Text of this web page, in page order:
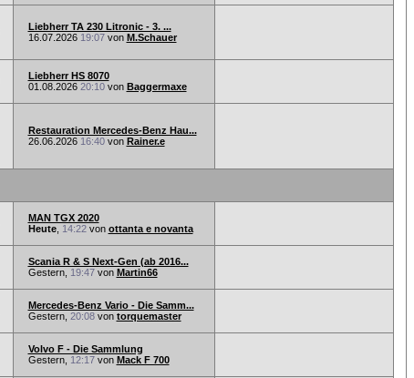
Liebherr TA 230 Litronic - 3. ...
16.07.2026 19:07von M.Schauer
Liebherr HS 8070
01.08.2026 20:10von Baggermaxe
Restauration Mercedes-Benz Hau...
26.06.2026 16:40von Rainer.e
MAN TGX 2020
Heute, 14:22von ottanta e novanta
Scania R & S Next-Gen (ab 2016...
Gestern, 19:47von Martin66
Mercedes-Benz Vario - Die Samm...
Gestern, 20:08von torquemaster
Volvo F - Die Sammlung
Gestern, 12:17von Mack F 700